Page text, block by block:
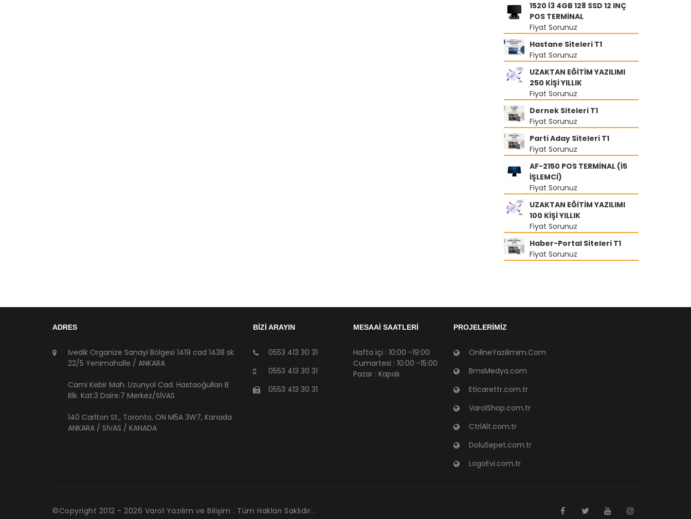
1520 İ3 4GB 128 SSD 12 INÇ
POS TERMİNAL
Fiyat Sorunuz
Hastane Siteleri T1
Fiyat Sorunuz
UZAKTAN EĞİTİM YAZILIMI
250 KİŞİ YILLIK
Fiyat Sorunuz
Dernek Siteleri T1
Fiyat Sorunuz
Parti Aday Siteleri T1
Fiyat Sorunuz
AF-2150 POS TERMİNAL (İ5
İŞLEMCİ)
Fiyat Sorunuz
UZAKTAN EĞİTİM YAZILIMI
100 KİŞİ YILLIK
Fiyat Sorunuz
Haber-Portal Siteleri T1
Fiyat Sorunuz
ADRES
İvedik Organize Sanayi Bölgesi 1419 cad 1438 sk
22/5 Yenimahalle / ANKARA
Cami Kebir Mah. Uzunyol Cad. Hastaoğulları B
Blk. Kat:3 Daire:7 Merkez/SİVAS
140 Carlton St., Toronto, ON M5A 3W7, Kanada
ANKARA / SİVAS / KANADA
BİZİ ARAYIN
0553 413 30 31
0553 413 30 31
0553 413 30 31
MESAAİ SAATLERİ
Hafta içi : 10:00 -19:00
Cumartesi : 10:00 -15:00
Pazar : Kapalı
PROJELERIMIZ
OnlineYazilimim.Com
BmsMedya.com
Eticarettr.com.tr
VarolShop.com.tr
CtrlAlt.com.tr
DoluSepet.com.tr
LogoEvi.com.tr
©Copyright 2012 - 2026 Varol Yazılım ve Bilişim . Tüm Hakları Saklıdır .